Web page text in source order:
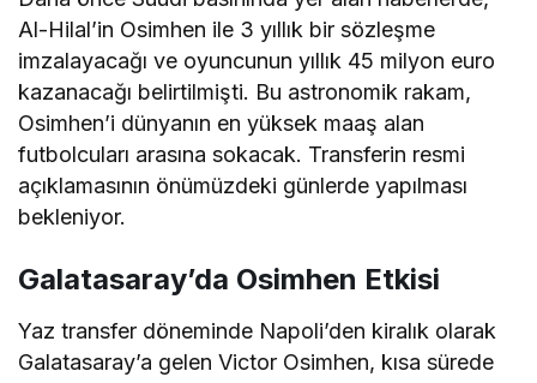
Al-Hilal’in Osimhen ile 3 yıllık bir sözleşme
imzalayacağı ve oyuncunun yıllık 45 milyon euro
kazanacağı belirtilmişti. Bu astronomik rakam,
Osimhen’i dünyanın en yüksek maaş alan
futbolcuları arasına sokacak. Transferin resmi
açıklamasının önümüzdeki günlerde yapılması
bekleniyor.
Galatasaray’da Osimhen Etkisi
Yaz transfer döneminde Napoli’den kiralık olarak
Galatasaray’a gelen Victor Osimhen, kısa sürede